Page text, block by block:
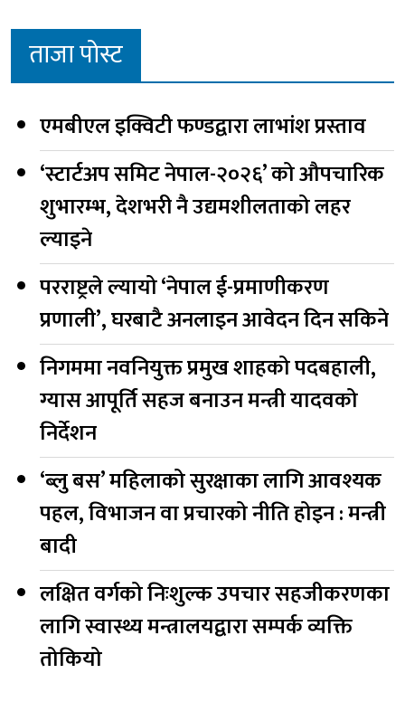
ताजा पोस्ट
एमबीएल इक्विटी फण्डद्वारा लाभांश प्रस्ताव
‘स्टार्टअप समिट नेपाल-२०२६’ को औपचारिक
शुभारम्भ, देशभरी नै उद्यमशीलताको लहर
ल्याइने
परराष्ट्रले ल्यायो ‘नेपाल ई-प्रमाणीकरण
प्रणाली’, घरबाटै अनलाइन आवेदन दिन सकिने
निगममा नवनियुक्त प्रमुख शाहको पदबहाली,
ग्यास आपूर्ति सहज बनाउन मन्त्री यादवको
निर्देशन
‘ब्लु बस’ महिलाको सुरक्षाका लागि आवश्यक
पहल, विभाजन वा प्रचारको नीति होइन : मन्त्री
बादी
लक्षित वर्गको निःशुल्क उपचार सहजीकरणका
लागि स्वास्थ्य मन्त्रालयद्वारा सम्पर्क व्यक्ति
तोकियो